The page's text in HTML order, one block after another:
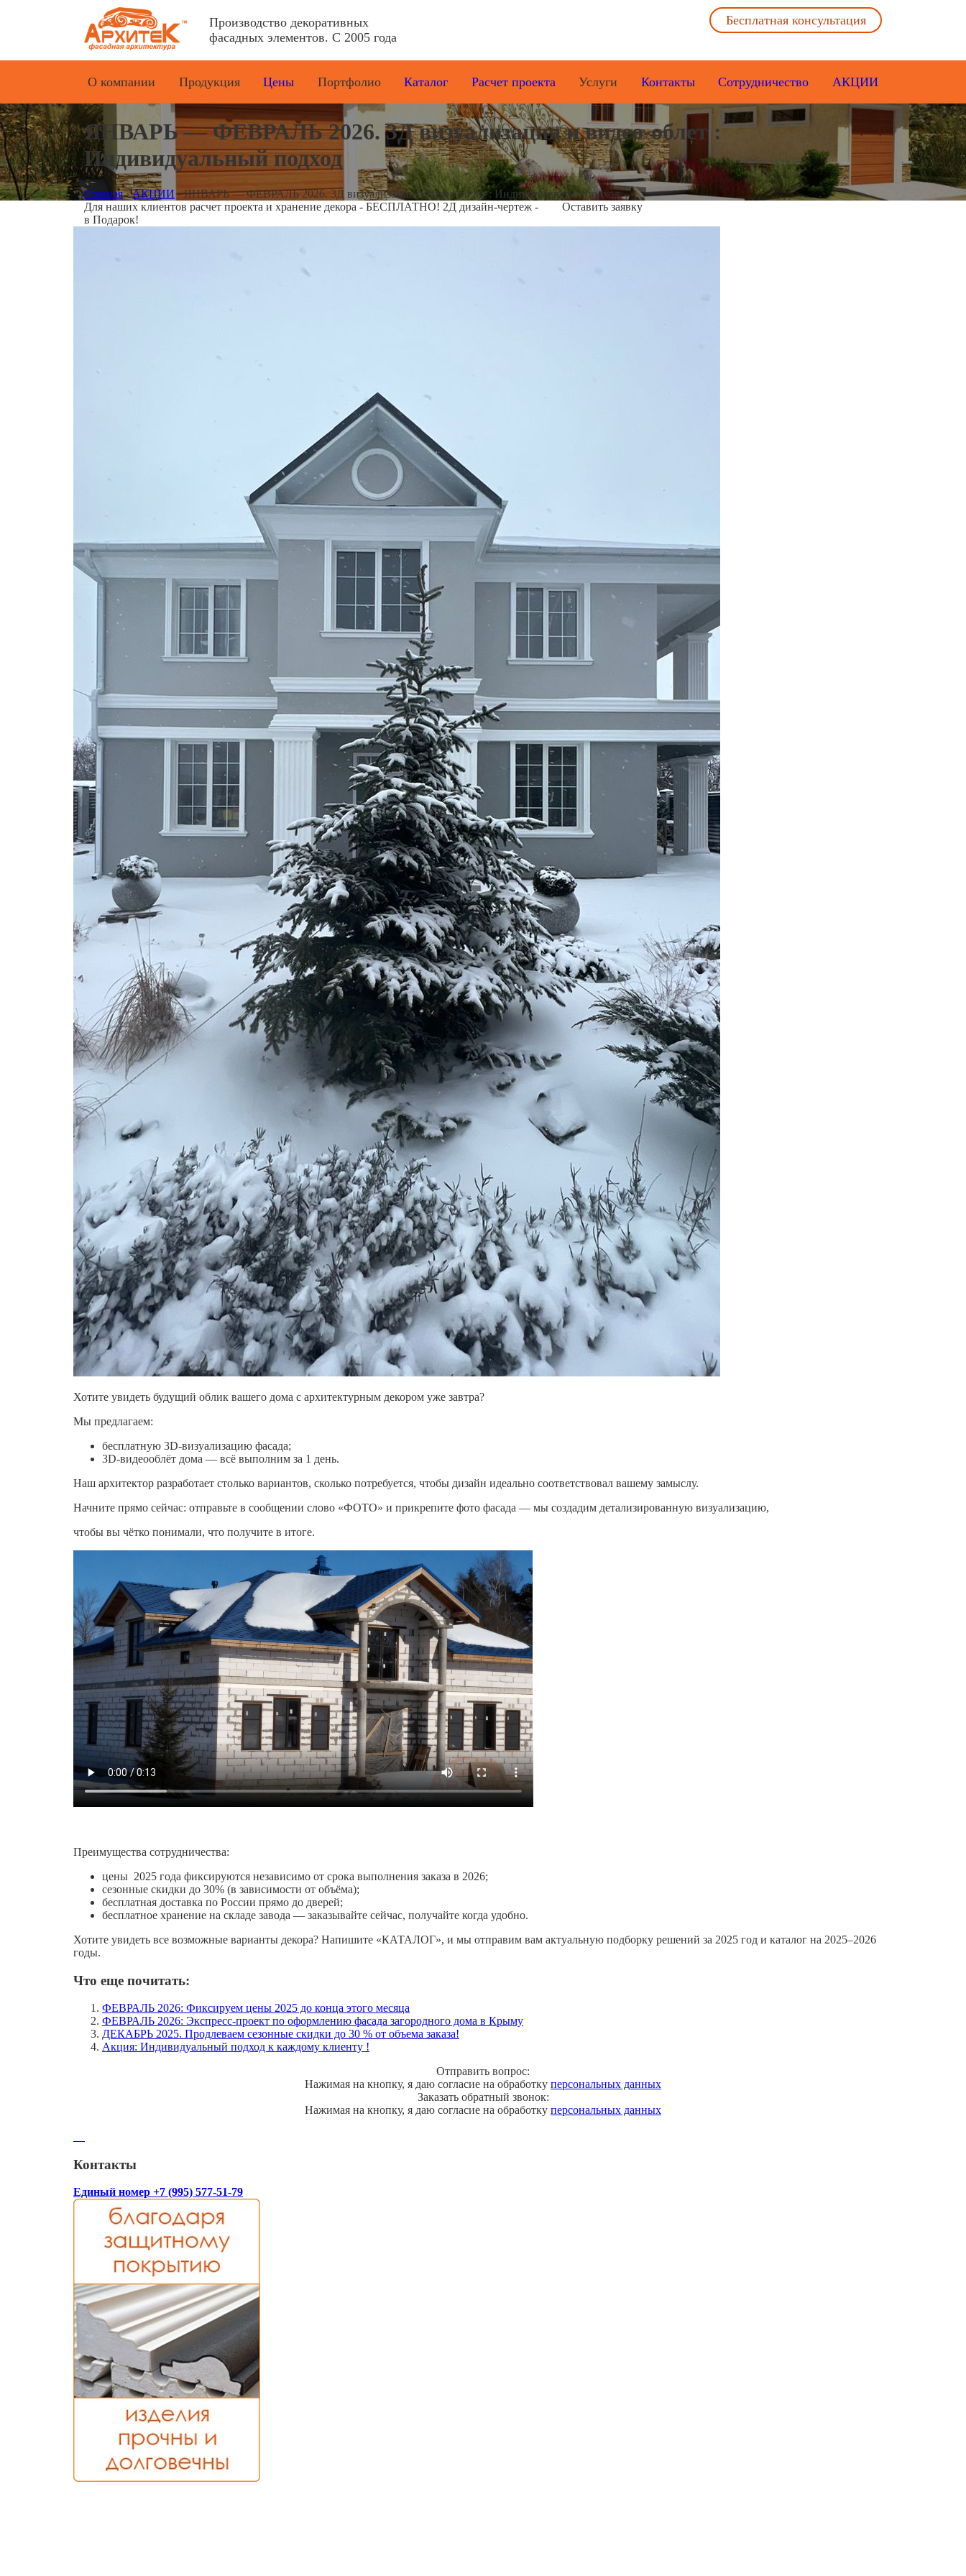
Производство декоративных
фасадных элементов. С 2005 года
Бесплатная консультация
О компании Продукция Цены Портфолио Каталог Расчет проекта Услуги Контакты Сотрудничество АКЦИИ
ЯНВАРЬ — ФЕВРАЛЬ 2026. 3Д визуализация и видео-облет :
Индивидуальный подход
Главная › АКЦИИ › ЯНВАРЬ — ФЕВРАЛЬ 2026. 3Д визуализация и видео-облет : Индивидуальный подход
Для наших клиентов расчет проекта и хранение декора - БЕСПЛАТНО! 2Д дизайн-чертеж -
в Подарок!
Оставить заявку
Хотите увидеть будущий облик вашего дома с архитектурным декором уже завтра?
Мы предлагаем:
бесплатную 3D‑визуализацию фасада;
3D‑видеооблёт дома — всё выполним за 1 день.
Наш архитектор разработает столько вариантов, сколько потребуется, чтобы дизайн идеально соответствовал вашему замыслу.
Начните прямо сейчас: отправьте в сообщении слово «ФОТО» и прикрепите фото фасада — мы создадим детализированную визуализацию,
чтобы вы чётко понимали, что получите в итоге.
Преимущества сотрудничества:
цены 2025 года фиксируются независимо от срока выполнения заказа в 2026;
сезонные скидки до 30% (в зависимости от объёма);
бесплатная доставка по России прямо до дверей;
бесплатное хранение на складе завода — заказывайте сейчас, получайте когда удобно.
Хотите увидеть все возможные варианты декора? Напишите «КАТАЛОГ», и мы отправим вам актуальную подборку решений за 2025 год и каталог на 2025–2026
годы.
Что еще почитать:
ФЕВРАЛЬ 2026: Фиксируем цены 2025 до конца этого месяца
ФЕВРАЛЬ 2026: Экспресс-проект по оформлению фасада загородного дома в Крыму
ДЕКАБРЬ 2025. Продлеваем сезонные скидки до 30 % от объема заказа!
Акция: Индивидуальный подход к каждому клиенту !
Отправить вопрос:
Нажимая на кнопку, я даю согласие на обработку персональных данных
Заказать обратный звонок:
Нажимая на кнопку, я даю согласие на обработку персональных данных
Контакты
Единый номер +7 (995) 577-51-79